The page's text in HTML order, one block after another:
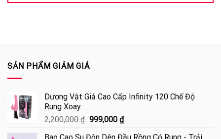
SẢN PHẨM GIẢM GIÁ
Dương Vật Giả Cao Cấp Infinity 120 Chế Độ
Rung Xoay
2,200,000₫ Giá
999,000 ₫Giá